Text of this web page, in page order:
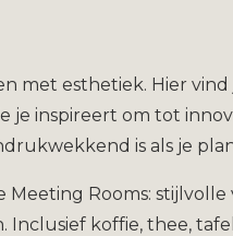
met esthetiek. Hier
je inspireert om tot
is als je
Meeting Rooms:
koffie, thee,